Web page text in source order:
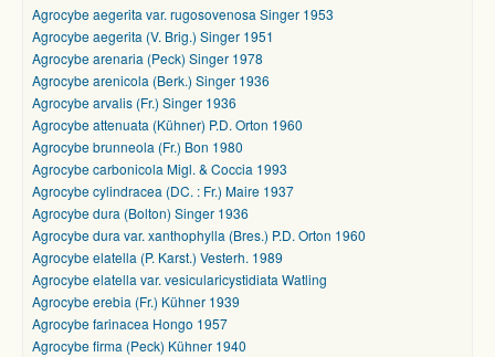
Agrocybe aegerita var. rugosovenosa Singer 1953
Agrocybe aegerita (V. Brig.) Singer 1951
Agrocybe arenaria (Peck) Singer 1978
Agrocybe arenicola (Berk.) Singer 1936
Agrocybe arvalis (Fr.) Singer 1936
Agrocybe attenuata (Kühner) P.D. Orton 1960
Agrocybe brunneola (Fr.) Bon 1980
Agrocybe carbonicola Migl. & Coccia 1993
Agrocybe cylindracea (DC. : Fr.) Maire 1937
Agrocybe dura (Bolton) Singer 1936
Agrocybe dura var. xanthophylla (Bres.) P.D. Orton 1960
Agrocybe elatella (P. Karst.) Vesterh. 1989
Agrocybe elatella var. vesicularicystidiata Watling
Agrocybe erebia (Fr.) Kühner 1939
Agrocybe farinacea Hongo 1957
Agrocybe firma (Peck) Kühner 1940